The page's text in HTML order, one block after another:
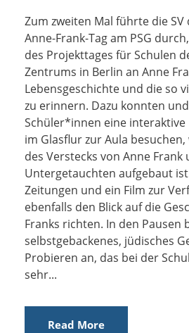
Zum zweiten Mal führte die SV
Anne-Frank-Tag am PSG
des Projekttages für Schulen
Zentrums in Berlin an Anne
Lebensgeschichte und die so
zu erinnern. Dazu konnten
Schüler*innen eine interaktive
im Glasflur zur Aula
des Verstecks von Anne
Untergetauchten aufgebaut
Zeitungen und ein Film zur
ebenfalls den Blick auf die
Franks richten. In den Pausen
selbstgebackenes, jüdisches
Probieren an, das bei der
sehr...
Read More